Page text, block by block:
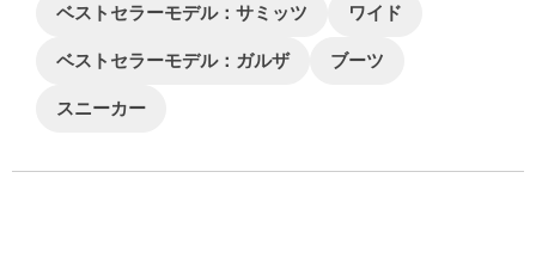
ベストセラーモデル：サミッツ ワイド
ベストセラーモデル：ガルザ ブーツ
スニーカー